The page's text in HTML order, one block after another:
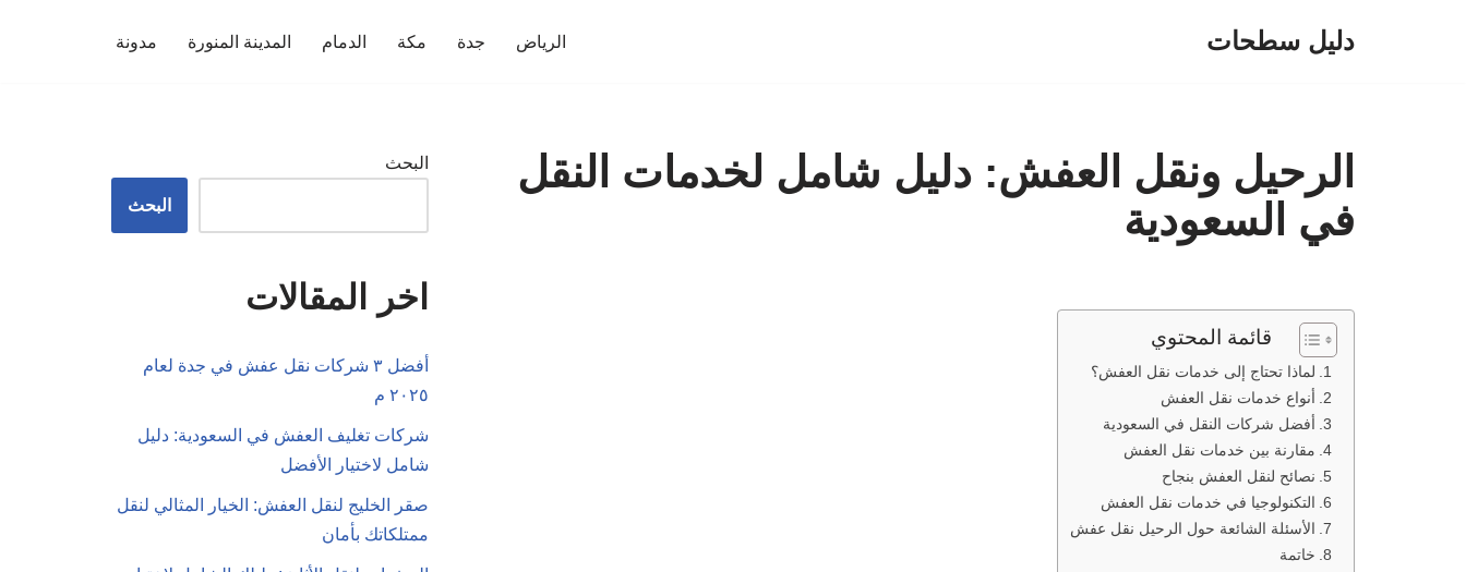
دليل سطحات الرياض جدة مكة الدمام المدينة المنورة مدونة
الرحيل ونقل العفش: دليل شامل لخدمات النقل
في السعودية
قائمة المحتوي
لماذا تحتاج إلى خدمات نقل العفش؟
أنواع خدمات نقل العفش
أفضل شركات النقل في السعودية
مقارنة بين خدمات نقل العفش
نصائح لنقل العفش بنجاح
التكنولوجيا في خدمات نقل العفش
الأسئلة الشائعة حول الرحيل نقل عفش
خاتمة
البحث
البحث
اخر المقالات
أفضل ٣ شركات نقل عفش في جدة لعام
٢٠٢٥ م
شركات تغليف العفش في السعودية: دليل
شامل لاختيار الأفضل
صقر الخليج لنقل العفش: الخيار المثالي لنقل
ممتلكاتك بأمان